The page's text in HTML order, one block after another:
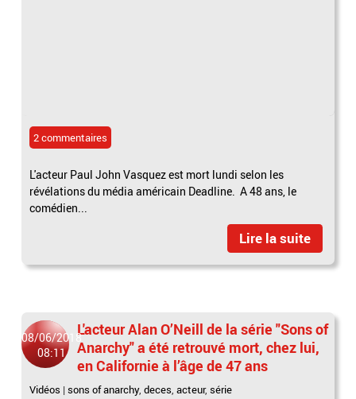
2 commentaires
L'acteur Paul John Vasquez est mort lundi selon les
révélations du média américain Deadline. A 48 ans, le
comédien...
Lire la suite
08/06/2018
08:11
L'acteur Alan O’Neill de la série "Sons of
Anarchy" a été retrouvé mort, chez lui,
en Californie à l’âge de 47 ans
Vidéos |sons of anarchy,deces,acteur,série